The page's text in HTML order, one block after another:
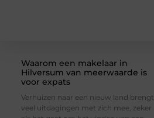
Waarom een makelaar in
Hilversum van meerwaarde is
voor expats
Verhuizen naar een nieuw land brengt
veel uitdagingen met zich mee, zeker